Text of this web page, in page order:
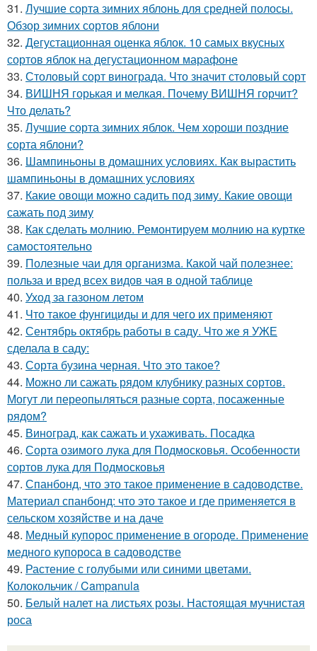
31. Лучшие сорта зимних яблонь для средней полосы.
Обзор зимних сортов яблони
32. Дегустационная оценка яблок. 10 самых вкусных
сортов яблок на дегустационном марафоне
33. Столовый сорт винограда. Что значит столовый сорт
34. ВИШНЯ горькая и мелкая. Почему ВИШНЯ горчит?
Что делать?
35. Лучшие сорта зимних яблок. Чем хороши поздние
сорта яблони?
36. Шампиньоны в домашних условиях. Как вырастить
шампиньоны в домашних условиях
37. Какие овощи можно садить под зиму. Какие овощи
сажать под зиму
38. Как сделать молнию. Ремонтируем молнию на куртке
самостоятельно
39. Полезные чаи для организма. Какой чай полезнее:
польза и вред всех видов чая в одной таблице
40. Уход за газоном летом
41. Что такое фунгициды и для чего их применяют
42. Сентябрь октябрь работы в саду. Что же я УЖЕ
сделала в саду:
43. Сорта бузина черная. Что это такое?
44. Можно ли сажать рядом клубнику разных сортов.
Могут ли переопыляться разные сорта, посаженные
рядом?
45. Виноград, как сажать и ухаживать. Посадка
46. Сорта озимого лука для Подмосковья. Особенности
сортов лука для Подмосковья
47. Спанбонд, что это такое применение в садоводстве.
Материал спанбонд: что это такое и где применяется в
сельском хозяйстве и на даче
48. Медный купорос применение в огороде. Применение
медного купороса в садоводстве
49. Растение с голубыми или синими цветами.
Колокольчик / Campanula
50. Белый налет на листьях розы. Настоящая мучнистая
роса